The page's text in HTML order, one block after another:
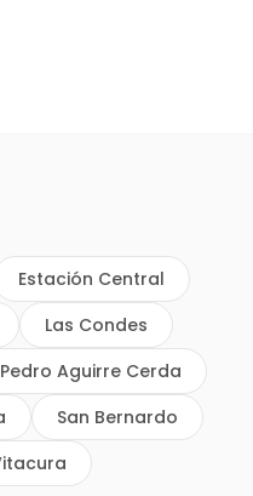
Estación Central
Las Condes
Pedro Aguirre Cerda
San Bernardo